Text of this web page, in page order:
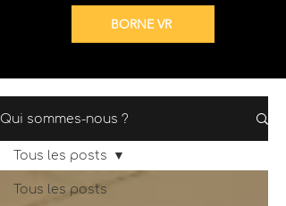
BORNE VR
Qui sommes-nous ?
Tous les posts
Tous les posts